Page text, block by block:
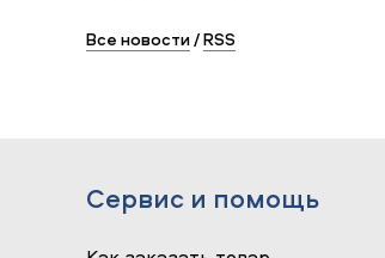
Все новости/RSS
Сервис и помощь